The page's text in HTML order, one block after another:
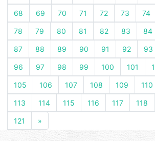
68 69 70 71 72 73 74
78 79 80 81 82 83 84
87 88 89 90 91 92 93
96 97 98 99 100 101
105 106 107 108 109 110
113 114 115 116 117 118
121 »